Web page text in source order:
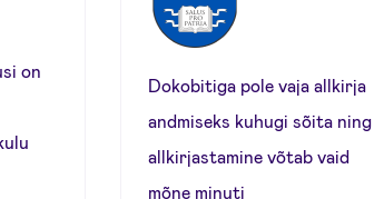
on
Dokobitiga pole vaja allkirja
andmiseks kuhugi sõita ning
allkirjastamine võtab vaid
mõne minuti